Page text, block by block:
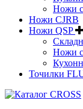
Ножи
Ножи CJRB
Ножи QSP
Ножи
Точилки